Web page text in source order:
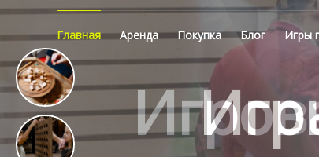
Главная Аренда Покупка Блог Игры